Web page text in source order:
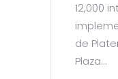
12,000
de
Plaza...